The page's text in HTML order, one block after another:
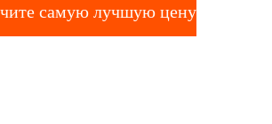
самую лучшую цену